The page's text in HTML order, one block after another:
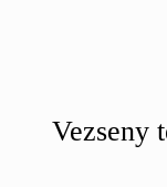
Vezseny